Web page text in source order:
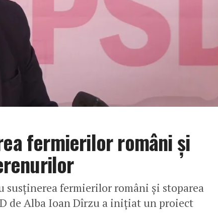
fermierilor români și
susținerea fermierilor români și stoparea
de Alba Ioan Dîrzu a iniţiat un proiect